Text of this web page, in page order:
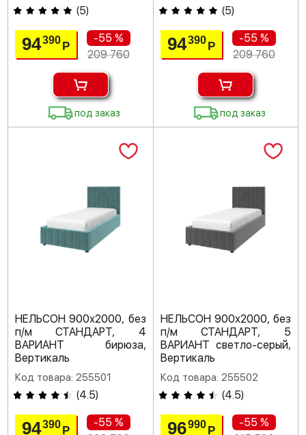
(5)
94390Р
-55 %
209 760
под заказ
(5)
94390 Р
-55 %
209 760
под заказ
НЕЛЬСОН 900х2000, без
п/м СТАНДАРТ, 4
ВАРИАНТ бирюза,
Вертикаль
Код товара: 255501
(4.5)
94390Р
-55 %
НЕЛЬСОН 900х2000, без
п/м СТАНДАРТ, 5
ВАРИАНТ светло-серый,
Вертикаль
Код товара: 255502
(4.5)
96990 Р
-55 %